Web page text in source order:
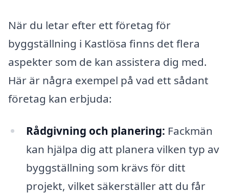
När du letar efter ett företag för
byggställning i Kastlösa finns det flera
aspekter som de kan assistera dig med.
Här är några exempel på vad ett sådant
företag kan erbjuda:
Rådgivning och planering: Fackmän
kan hjälpa dig att planera vilken typ av
byggställning som krävs för ditt
projekt, vilket säkerställer att du får